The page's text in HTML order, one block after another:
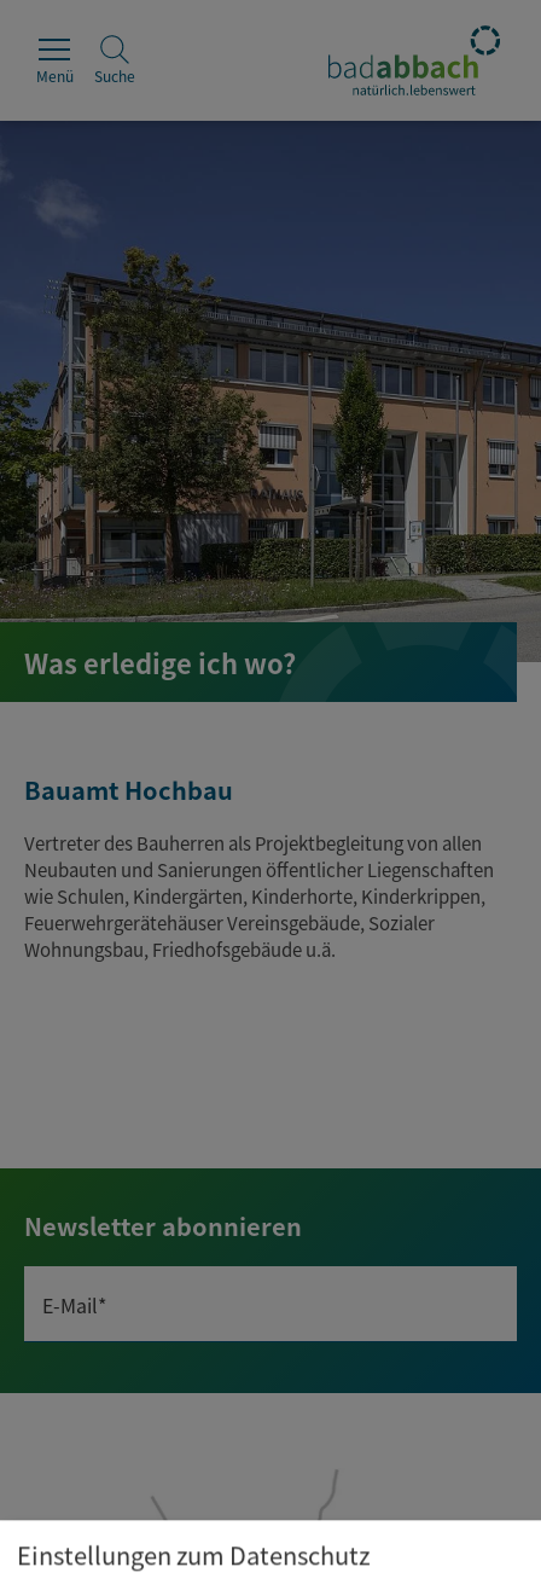
Leben & Wohnen
Wirtschaft & Handel
Menü Suche
Was erledige ich wo?
Bauamt Hochbau
Vertreter des Bauherren als Projektbegleitung von allen
Neubauten und Sanierungen öffentlicher Liegenschaften
wie Schulen, Kindergärten, Kinderhorte, Kinderkrippen,
Feuerwehrgerätehäuser Vereinsgebäude, Sozialer
Wohnungsbau, Friedhofsgebäude u.ä.
Newsletter abonnieren
E-Mail*
Einstellungen zum Datenschutz